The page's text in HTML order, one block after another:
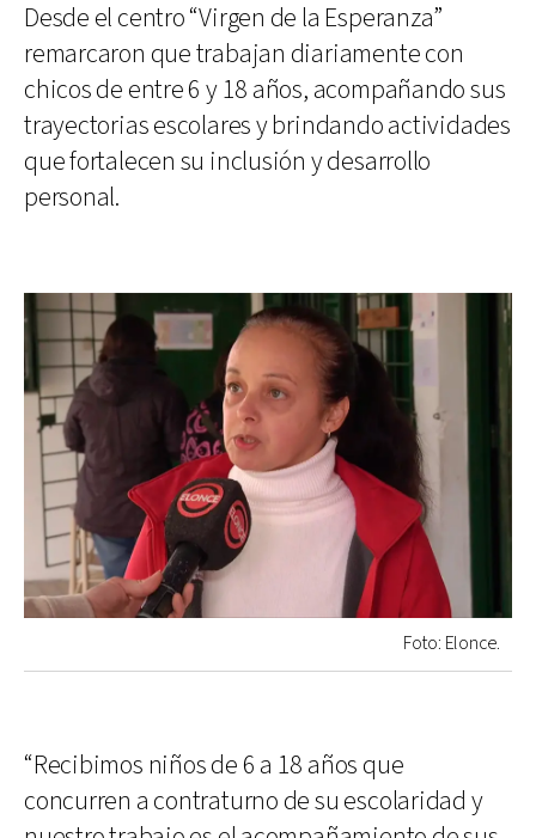
Desde el centro “Virgen de la Esperanza”
remarcaron que trabajan diariamente con
chicos de entre 6 y 18 años, acompañando sus
trayectorias escolares y brindando actividades
que fortalecen su inclusión y desarrollo
personal.
Foto: Elonce.
“Recibimos niños de 6 a 18 años que
concurren a contraturno de su escolaridad y